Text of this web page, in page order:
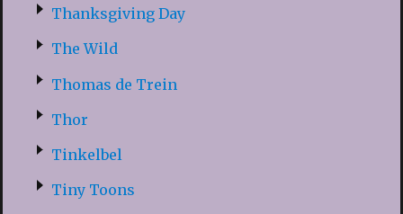
Thanksgiving Day
The Wild
Thomas de Trein
Thor
Tinkelbel
Tiny Toons